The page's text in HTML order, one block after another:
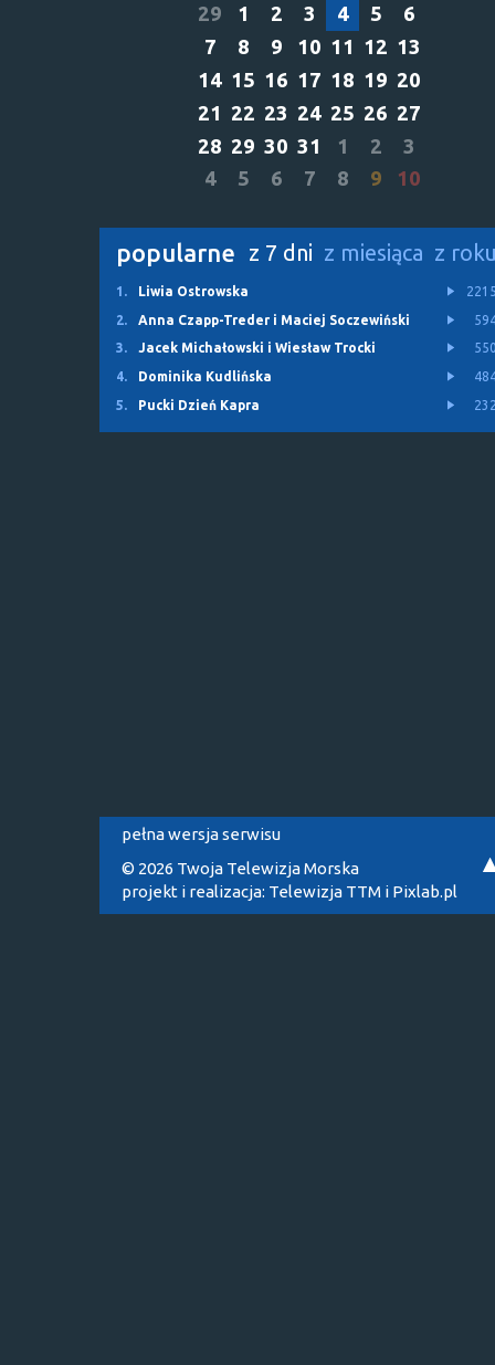
29 1 2 3 4 5
6
7
8 9 10 11 12 13
14 15 16 17 18 19 20
21 22 23 24 25 26 27
28 29 30 31 1 2
3
4
5 6 7 8 9 10
popularne z 7 dni z miesiąca z
1. Liwia Ostrowska
2.
Anna Czapp-Treder i Maciej Soczewiński
3.
Jacek Michałowski i Wiesław Trocki
4.
Dominika Kudlińska
5.
Pucki Dzień Kapra
pełna wersja serwisu
© 2026 Twoja Telewizja Morska
projekt i realizacja: Telewizja TTM i Pixlab.pl